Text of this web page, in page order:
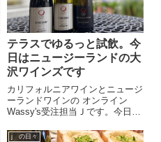
テラスでゆるっと試飲。今
日はニュージーランドの大
沢ワインズです
カリフォルニアワインとニュージ
ーランドワインの オンライン
Wassy's受注担当Ｊです。今日
ー「オオサワワインズ（大沢ワイ
j の日々